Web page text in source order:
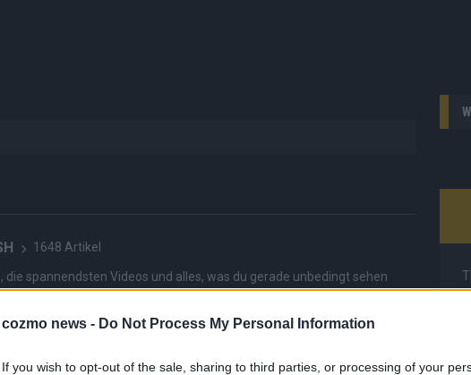
cozmo news - Do Not Process My Personal Information
If you wish to opt-out of the sale, sharing to third parties, or processing of your
1648 Artikel
die spannendsten Videos und alles, was du gerade unbedingt sehen
Specials – wir bringen dir die Inhalte direkt auf den Screen, live oder on-
die Clips, Streams und Highlights extra für dich. Kein langes Suchen,
– einfach einschalten, mitfiebern und nichts verpassen.